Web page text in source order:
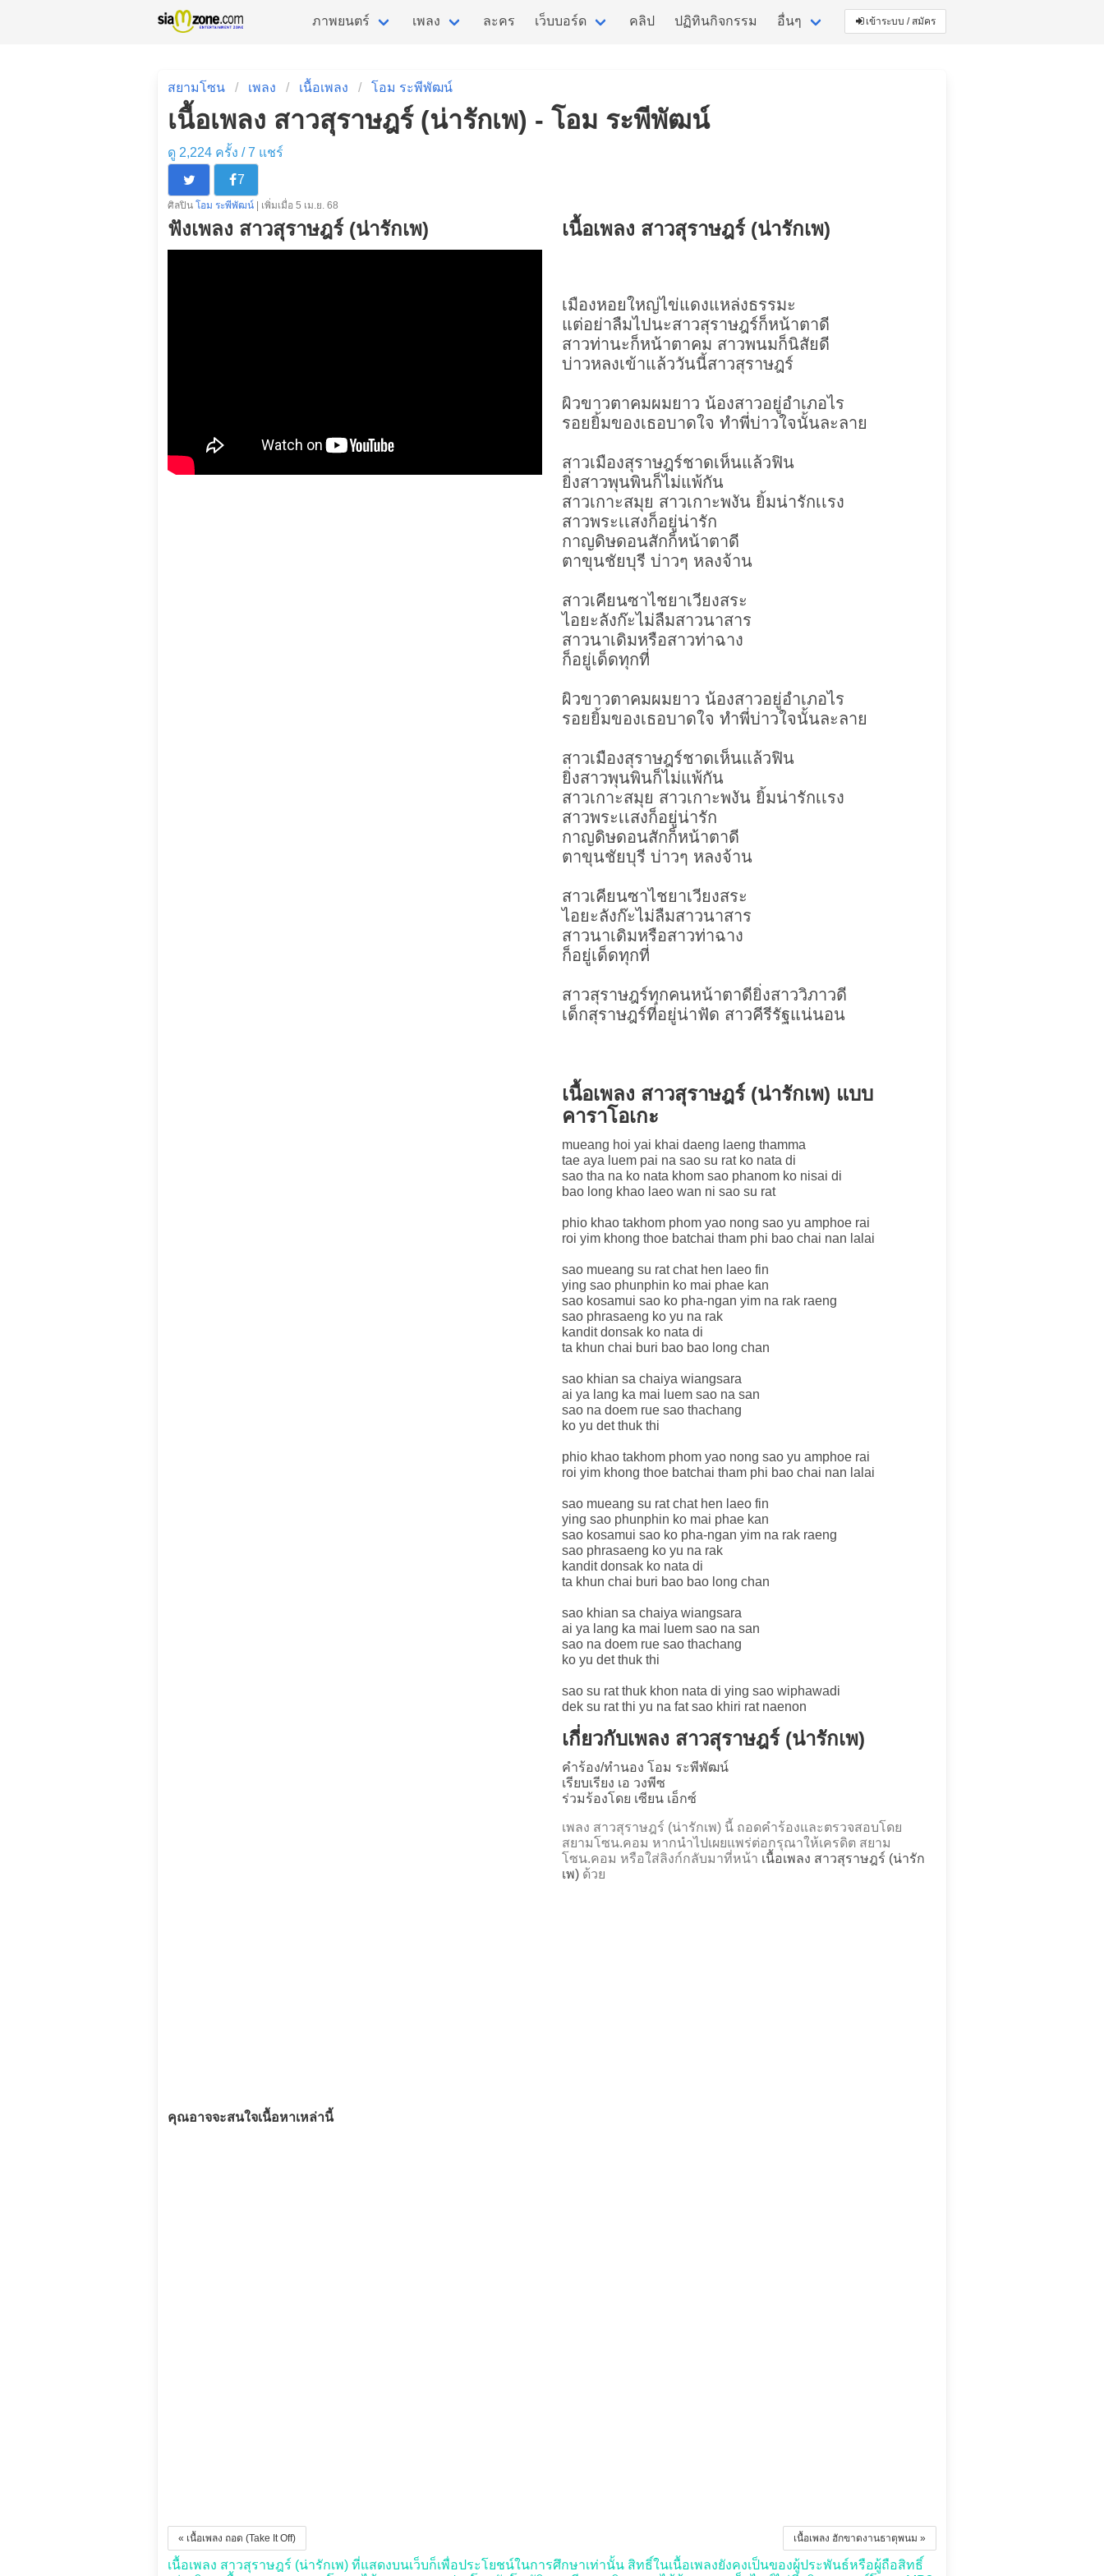
ภาพยนตร์ เพลง ละคร เว็บบอร์ด คลิป ปฏิทินกิจกรรม อื่นๆ เข้าระบบ / สมัคร
สยามโซน เพลง เนื้อเพลง โอม ระพีพัฒน์
เนื้อเพลง สาวสุราษฎร์ (น่ารักเพ) - โอม ระพีพัฒน์
ดู 2,224 ครั้ง /7 แชร์
7
ศิลปิน โอม ระพีพัฒน์ | เพิ่มเมื่อ 5 เม.ย. 68
ฟังเพลง สาวสุราษฎร์ (น่ารักเพ) เนื้อเพลง สาวสุราษฎร์ (น่ารักเพ)
เมืองหอยใหญ่ไข่แดงแหล่งธรรมะ
แต่อย่าลืมไปนะสาวสุราษฎร์ก็หน้าตาดี
สาวท่านะก็หน้าตาคม สาวพนมก็นิสัยดี
บ่าวหลงเข้าแล้ววันนี้สาวสุราษฎร์
ผิวขาวตาคมผมยาว น้องสาวอยู่อำเภอไร
รอยยิ้มของเธอบาดใจ ทำพี่บ่าวใจนั้นละลาย
สาวเมืองสุราษฎร์ชาดเห็นแล้วฟิน
ยิ่งสาวพุนพินก็ไม่แพ้กัน
สาวเกาะสมุย สาวเกาะพงัน ยิ้มน่ารักเเรง
สาวพระเเสงก็อยู่น่ารัก
กาญดิษดอนสักก็หน้าตาดี
ตาขุนชัยบุรี บ่าวๆ หลงจ้าน
สาวเคียนซาไชยาเวียงสระ
ไอยะลังก๊ะไม่ลืมสาวนาสาร
สาวนาเดิมหรือสาวท่าฉาง
ก็อยู่เด็ดทุกที่
ผิวขาวตาคมผมยาว น้องสาวอยู่อำเภอไร
รอยยิ้มของเธอบาดใจ ทำพี่บ่าวใจนั้นละลาย
สาวเมืองสุราษฎร์ชาดเห็นแล้วฟิน
ยิ่งสาวพุนพินก็ไม่แพ้กัน
สาวเกาะสมุย สาวเกาะพงัน ยิ้มน่ารักเเรง
สาวพระเเสงก็อยู่น่ารัก
กาญดิษดอนสักก็หน้าตาดี
ตาขุนชัยบุรี บ่าวๆ หลงจ้าน
สาวเคียนซาไชยาเวียงสระ
ไอยะลังก๊ะไม่ลืมสาวนาสาร
สาวนาเดิมหรือสาวท่าฉาง
ก็อยู่เด็ดทุกที่
สาวสุราษฎร์ทุกคนหน้าตาดียิ่งสาววิภาวดี
เด็กสุราษฎร์ที่อยู่น่าฟัด สาวคีรีรัฐแน่นอน
เนื้อเพลง สาวสุราษฎร์ (น่ารักเพ) แบบ
คาราโอเกะ
mueang hoi yai khai daeng laeng thamma
tae aya luem pai na sao su rat ko nata di
sao tha na ko nata khom sao phanom ko nisai di
bao long khao laeo wan ni sao su rat
phio khao takhom phom yao nong sao yu amphoe rai
roi yim khong thoe batchai tham phi bao chai nan lalai
sao mueang su rat chat hen laeo fin
ying sao phunphin ko mai phae kan
sao kosamui sao ko pha-ngan yim na rak raeng
sao phrasaeng ko yu na rak
kandit donsak ko nata di
ta khun chai buri bao bao long chan
sao khian sa chaiya wiangsara
ai ya lang ka mai luem sao na san
sao na doem rue sao thachang
ko yu det thuk thi
phio khao takhom phom yao nong sao yu amphoe rai
roi yim khong thoe batchai tham phi bao chai nan lalai
sao mueang su rat chat hen laeo fin
ying sao phunphin ko mai phae kan
sao kosamui sao ko pha-ngan yim na rak raeng
sao phrasaeng ko yu na rak
kandit donsak ko nata di
ta khun chai buri bao bao long chan
sao khian sa chaiya wiangsara
ai ya lang ka mai luem sao na san
sao na doem rue sao thachang
ko yu det thuk thi
sao su rat thuk khon nata di ying sao wiphawadi
dek su rat thi yu na fat sao khiri rat naenon
เกี่ยวกับเพลง สาวสุราษฎร์ (น่ารักเพ)
คำร้อง/ทำนอง โอม ระพีพัฒน์
เรียบเรียง เอ วงพีซ
ร่วมร้องโดย เซียน เอ็กซ์
เพลง สาวสุราษฎร์ (น่ารักเพ) นี้ ถอดคำร้องและตรวจสอบโดย
สยามโซน.คอม หากนำไปเผยแพร่ต่อกรุณาให้เครดิต สยาม
โซน.คอม หรือใส่ลิงก์กลับมาที่หน้า เนื้อเพลง สาวสุราษฎร์ (น่ารัก
เพ) ด้วย
คุณอาจจะสนใจเนื้อหาเหล่านี้
เนื้อเพลง ฮักขาดงานธาตุพนม »
« เนื้อเพลง ถอด (Take It Off)
เนื้อเพลง สาวสุราษฎร์ (น่ารักเพ) ที่แสดงบนเว็บก็เพื่อประโยชน์ในการศึกษาเท่านั้น สิทธิ์ในเนื้อเพลงยังคงเป็นของผู้ประพันธ์หรือผู้ถือสิทธิ์